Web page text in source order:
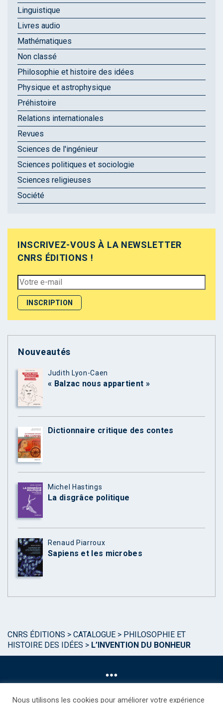
Linguistique
Livres audio
Mathématiques
Non classé
Philosophie et histoire des idées
Physique et astrophysique
Préhistoire
Relations internationales
Revues
Sciences de l'ingénieur
Sciences politiques et sociologie
Sciences religieuses
Société
INSCRIVEZ-VOUS À LA NEWSLETTER
CNRS ÉDITIONS !
Nouveautés
Judith Lyon-Caen
« Balzac nous appartient »
Dictionnaire critique des contes
Michel Hastings
La disgrâce politique
Renaud Piarroux
Sapiens et les microbes
CNRS ÉDITIONS > CATALOGUE > PHILOSOPHIE ET
HISTOIRE DES IDÉES > L’INVENTION DU BONHEUR
Nous utilisons les cookies pour améliorer votre expérience